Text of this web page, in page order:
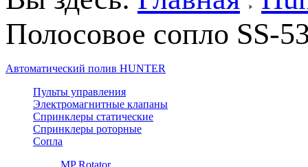
Полосовое сопло SS-
Автоматический полив HUNTER
Пульты управления
Электромагнитные клапаны
Спринклеры статические
Спринклеры роторные
Сопла
MP Rotator